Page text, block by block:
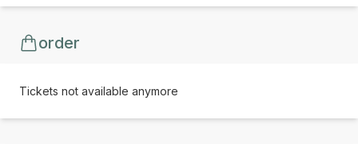
order
Tickets not available anymore